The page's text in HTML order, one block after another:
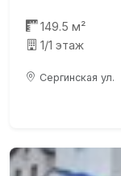
149.5 м²
1/1 этаж
Сергинская ул.